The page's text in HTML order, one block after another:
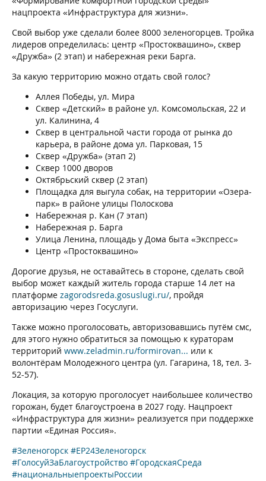
нацпроекта «Инфраструктура для жизни».
Свой выбор уже сделали более 8000 зеленогорцев. Тройка
лидеров определилась: центр «Простоквашино», сквер
«Дружба» (2 этап) и набережная реки Барга.
За какую территорию можно отдать свой голос?
Аллея Победы, ул. Мира
Сквер «Детский» в районе ул. Комсомольская, 22 и
ул. Калинина, 4
Сквер в центральной части города от рынка до
карьера, в районе дома ул. Парковая, 15
Сквер «Дружба» (этап 2)
Сквер 1000 дворов
Октябрьский сквер (2 этап)
Площадка для выгула собак, на территории «Озера-
парк» в районе улицы Полоскова
Набережная р. Кан (7 этап)
Набережная р. Барга
Улица Ленина, площадь у Дома быта «Экспресс»
Центр «Простоквашино»
Дорогие друзья, не оставайтесь в стороне, сделать свой
выбор может каждый житель города старше 14 лет на
платформе zagorodsreda.gosuslugi.ru/, пройдя
авторизацию через Госуслуги.
Также можно проголосовать, авторизовавшись путём смс,
для этого нужно обратиться за помощью к кураторам
территорий www.zeladmin.ru/formirovan... или к
волонтёрам Молодежного центра (ул. Гагарина, 18, тел. 3-
52-57).
Локация, за которую проголосует наибольшее количество
горожан, будет благоустроена в 2027 году. Нацпроект
«Инфраструктура для жизни» реализуется при поддержке
партии «Единая Россия».
#Зеленогорск #ЕР24Зеленогорск
#ГолосуйЗаБлагоустройство #ГородскаяСреда
#национальныепроектыРоссии